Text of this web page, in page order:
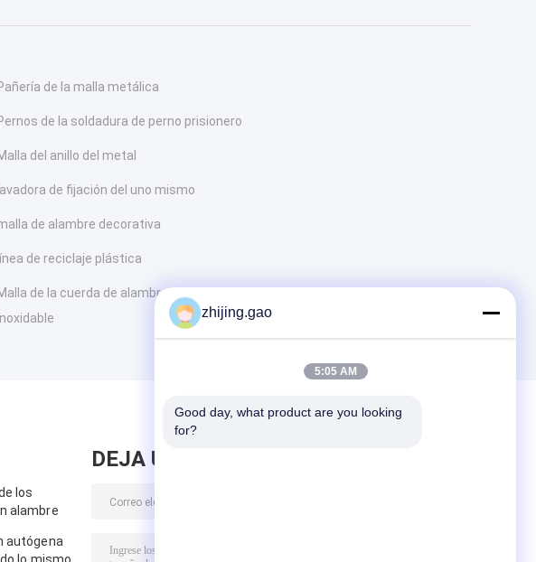
de la malla metálica
de la soldadura de perno prisionero
del anillo del metal
lavadora de fijación del uno mismo
de alambre decorativa
línea de reciclaje plástica
de la cuerda de alambre de acero
los
alambre
autógena
DEJA UN MENSAJE
zhijing.gao
5:05 AM
Good day, what product are you looking
for?